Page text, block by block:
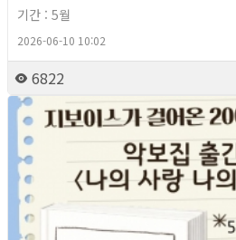
기간 : 5월
2026-06-10 10:02
6822